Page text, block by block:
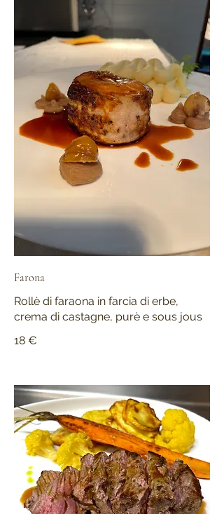
Farona
Rollè di faraona in farcia di erbe,
crema di castagne, purè e sous jous
18 €